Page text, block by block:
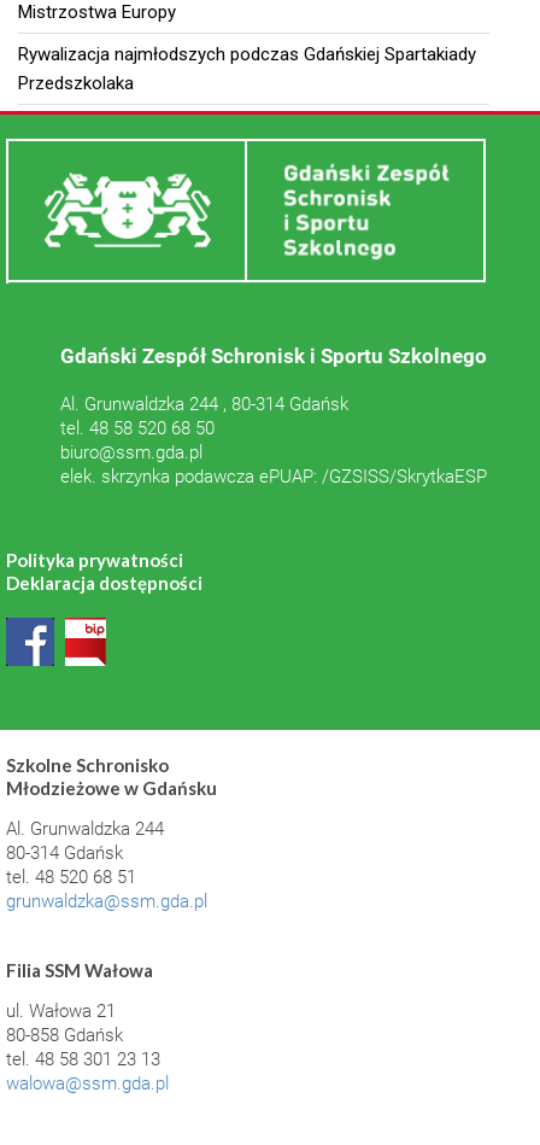
Mistrzostwa Europy
Rywalizacja najmłodszych podczas Gdańskiej Spartakiady
Przedszkolaka
Gdański Zespół Schronisk i Sportu Szkolnego
Al. Grunwaldzka 244 , 80-314 Gdańsk
tel. 48 58 520 68 50
biuro@ssm.gda.pl
elek. skrzynka podawcza ePUAP: /GZSISS/SkrytkaESP
Polityka prywatności
Deklaracja dostępności
Szkolne Schronisko
Młodzieżowe w Gdańsku
Al. Grunwaldzka 244
80-314 Gdańsk
tel. 48 520 68 51
grunwaldzka@ssm.gda.pl
Filia SSM Wałowa
ul. Wałowa 21
80-858 Gdańsk
tel. 48 58 301 23 13
walowa@ssm.gda.pl